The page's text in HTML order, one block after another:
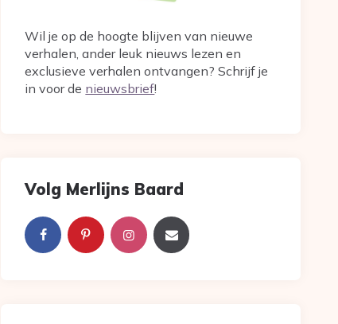
Wil je op de hoogte blijven van nieuwe
verhalen, ander leuk nieuws lezen en
exclusieve verhalen ontvangen? Schrijf je
in voor de nieuwsbrief!
Volg Merlijns Baard